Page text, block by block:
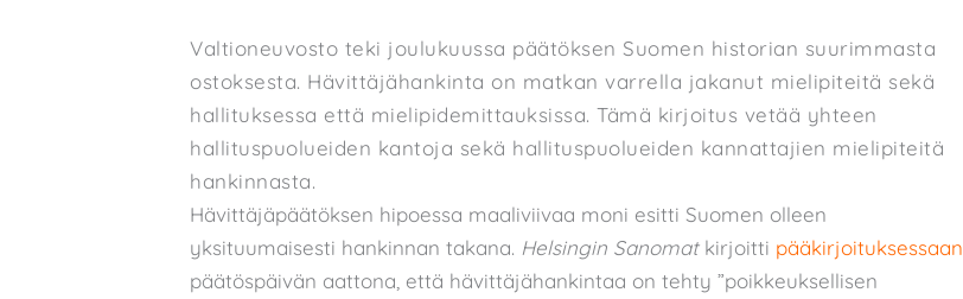
Valtioneuvosto teki joulukuussa päätöksen Suomen historian suurimmasta
ostoksesta. Hävittäjähankinta on matkan varrella jakanut mielipiteitä sekä
hallituksessa että mielipidemittauksissa. Tämä kirjoitus vetää yhteen
hallituspuolueiden kantoja sekä hallituspuolueiden kannattajien mielipiteitä
hankinnasta.
Hävittäjäpäätöksen hipoessa maaliviivaa moni esitti Suomen olleen
yksituumaisesti hankinnan takana. Helsingin Sanomatkirjoitti pääkirjoituksessaan
päätöspäivän aattona, että hävittäjähankintaa on tehty ”poikkeuksellisen